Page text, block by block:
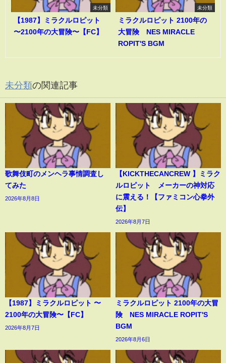
未分類
【1987】ミラクルロピット
〜2100年の大冒険〜【FC】
未分類
ミラクルロピット 2100年の
大冒険 NES MIRACLE
ROPIT'S BGM
未分類の関連記事
歌舞伎町のメンヘラ事情調査し
てみた
2026年8月8日
【KICKTHECANCREW 】ミラク
ルロピット メーカーの神対応
に震える！【ファミコン心拳外
伝】
2026年8月7日
【1987】ミラクルロピット 〜
2100年の大冒険〜【FC】
2026年8月7日
ミラクルロピット 2100年の大冒
険 NES MIRACLE ROPIT'S
BGM
2026年8月6日